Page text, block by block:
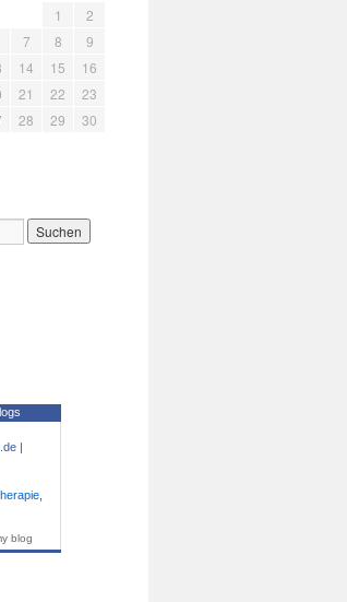
1
2
7 8
9
14 15
16
21 22
23
28 29
30
|
blog